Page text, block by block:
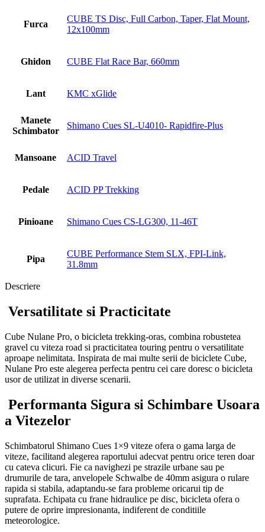
Furca
CUBE TS Disc, Full Carbon, Taper, Flat Mount,
12x100mm
Ghidon CUBE Flat Race Bar, 660mm
Lant KMC xGlide
Manete
Schimbator
Shimano Cues SL-U4010- Rapidfire-Plus
Mansoane ACID Travel
Pedale ACID PP Trekking
Pinioane Shimano Cues CS-LG300, 11-46T
Pipa
CUBE Performance Stem SLX, FPI-Link,
31.8mm
Descriere
Versatilitate si Practicitate
Cube Nulane Pro, o bicicleta trekking-oras, combina robustetea
gravel cu viteza road si practicitatea touring pentru o versatilitate
aproape nelimitata. Inspirata de mai multe serii de biciclete Cube,
Nulane Pro este alegerea perfecta pentru cei care doresc o bicicleta
usor de utilizat in diverse scenarii.
Performanta Sigura si Schimbare Usoara
a Vitezelor
Schimbatorul Shimano Cues 1×9 viteze ofera o gama larga de
viteze, facilitand alegerea raportului adecvat pentru orice teren doar
cu cateva clicuri. Fie ca navighezi pe strazile urbane sau pe
drumurile de tara, anvelopele Schwalbe de 40mm asigura o rulare
rapida si stabila, adaptandu-se fara probleme oricarui tip de
suprafata. Echipata cu frane hidraulice pe disc, bicicleta ofera o
putere de oprire impresionanta, indiferent de conditiile
meteorologice.